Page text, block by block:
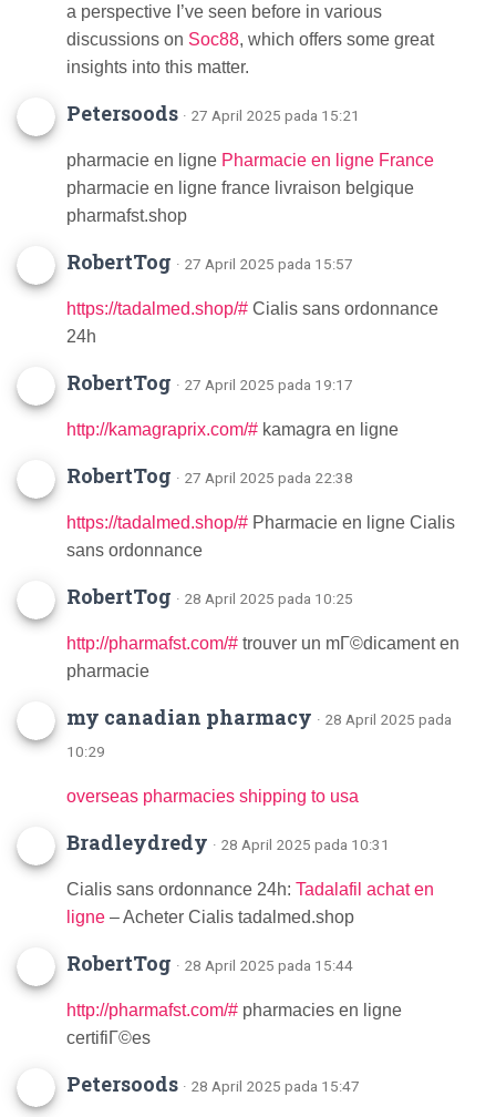
a perspective I’ve seen before in various
discussions on Soc88, which offers some great
insights into this matter.
Petersoods · 27 April 2025 pada 15:21
pharmacie en ligne Pharmacie en ligne France
pharmacie en ligne france livraison belgique
pharmafst.shop
RobertTog · 27 April 2025 pada 15:57
https://tadalmed.shop/# Cialis sans ordonnance
24h
RobertTog · 27 April 2025 pada 19:17
http://kamagraprix.com/# kamagra en ligne
RobertTog · 27 April 2025 pada 22:38
https://tadalmed.shop/# Pharmacie en ligne Cialis
sans ordonnance
RobertTog · 28 April 2025 pada 10:25
http://pharmafst.com/# trouver un mГ©dicament en
pharmacie
my canadian pharmacy · 28 April 2025 pada
10:29
overseas pharmacies shipping to usa
Bradleydredy · 28 April 2025 pada 10:31
Cialis sans ordonnance 24h: Tadalafil achat en
ligne – Acheter Cialis tadalmed.shop
RobertTog · 28 April 2025 pada 15:44
http://pharmafst.com/# pharmacies en ligne
certifiГ©es
Petersoods · 28 April 2025 pada 15:47